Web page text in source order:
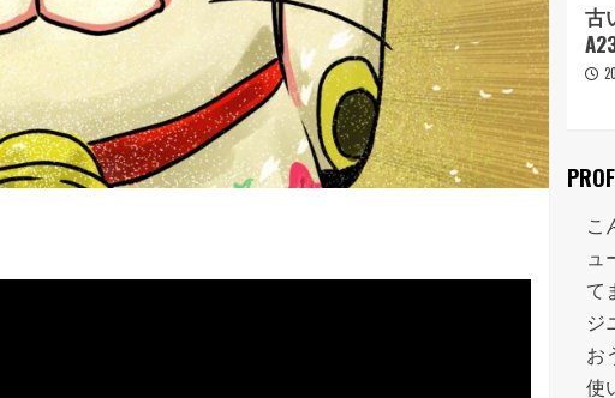
タッチタイピング（ブラインドタッチ）で
きるようになった！ ので、ご褒美にブラ
ックアウトステッカー
2025年1月16日 Tags:キーボード,DIY,Mac,プログラミング
古
こ
ュ
て
ジ
お
使